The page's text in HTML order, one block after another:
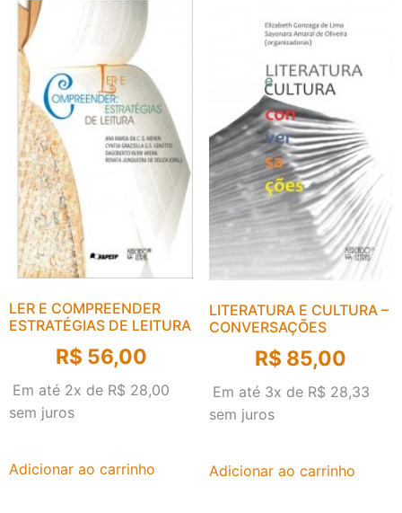
LER E COMPREENDER
ESTRATÉGIAS DE LEITURA
R$ 56,00
Em até 2x de R$ 28,00
sem juros
Adicionar ao carrinho
LITERATURA E CULTURA –
CONVERSAÇÕES
R$ 85,00
Em até 3x de R$ 28,33
sem juros
Adicionar ao carrinho